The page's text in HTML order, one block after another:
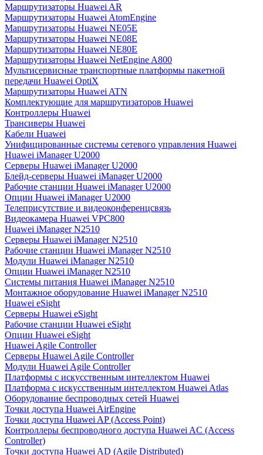
Маршрутизаторы Huawei AR
Маршрутизаторы Huawei AtomEngine
Маршрутизаторы Huawei NE05E
Маршрутизаторы Huawei NE08E
Маршрутизаторы Huawei NE80E
Маршрутизаторы Huawei NetEngine A800
Мультисервисные транспортные платформы пакетной
передачи Huawei OptiX
Маршрутизаторы Huawei ATN
Комплектующие для маршрутизаторов Huawei
Контроллеры Huawei
Трансиверы Huawei
Кабели Huawei
Унифицированные системы сетевого управления Huawei
Huawei iManager U2000
Серверы Huawei iManager U2000
Блейд-серверы Huawei iManager U2000
Рабочие станции Huawei iManager U2000
Опции Huawei iManager U2000
Телеприсутствие и видеоконференцсвязь
Видеокамера Huawei VPC800
Huawei iManager N2510
Серверы Huawei iManager N2510
Рабочие станции Huawei iManager N2510
Модули Huawei iManager N2510
Опции Huawei iManager N2510
Системы питания Huawei iManager N2510
Монтажное оборудование Huawei iManager N2510
Huawei eSight
Серверы Huawei eSight
Рабочие станции Huawei eSight
Опции Huawei eSight
Huawei Agile Controller
Серверы Huawei Agile Controller
Модули Huawei Agile Controller
Платформы с искусственным интеллектом Huawei
Платформа с искусственным интеллектом Huawei Atlas
Оборудование беспроводных сетей Huawei
Точки доступа Huawei AirEngine
Точки доступа Huawei AP (Access Point)
Контроллеры беспроводного доступа Huawei AC (Access
Controller)
Точки доступа Huawei AD (Agile Distributed)